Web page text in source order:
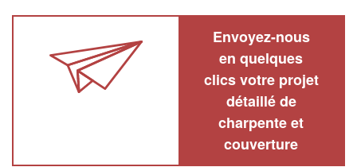
Envoyez-nous
en quelques
clics votre projet
détaillé de
charpente et
couverture